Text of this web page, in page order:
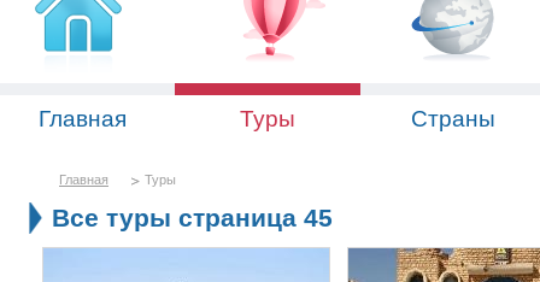
Главная Туры Страны
Главная Туры
Все туры страница 45